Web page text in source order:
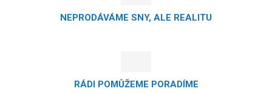
NEPRODÁVÁME SNY, ALE REALITU
RÁDI POMŮŽEME PORADÍME